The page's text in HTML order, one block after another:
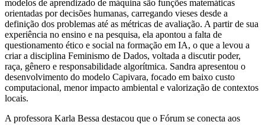
modelos de aprendizado de máquina são funções matemáticas
orientadas por decisões humanas, carregando vieses desde a
definição dos problemas até as métricas de avaliação. A partir de sua
experiência no ensino e na pesquisa, ela apontou a falta de
questionamento ético e social na formação em IA, o que a levou a
criar a disciplina Feminismo de Dados, voltada a discutir poder,
raça, gênero e responsabilidade algorítmica. Sandra apresentou o
desenvolvimento do modelo Capivara, focado em baixo custo
computacional, menor impacto ambiental e valorização de contextos
locais.
A professora Karla Bessa destacou que o Fórum se conecta aos